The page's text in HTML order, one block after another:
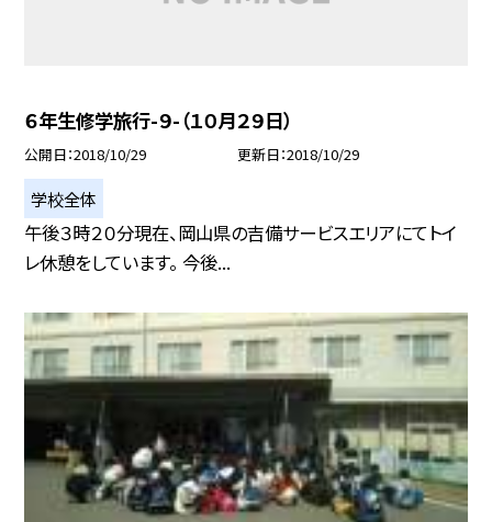
６年生修学旅行-９-（１０月２９日）
公開日 2018/10/29 更新日 2018/10/29
学校全体
午後３時２０分現在、岡山県の吉備サービスエリアにてトイ
レ休憩をしています。 今後...